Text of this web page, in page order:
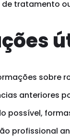
tratamento
sobre
anteriores
possível,
profissional